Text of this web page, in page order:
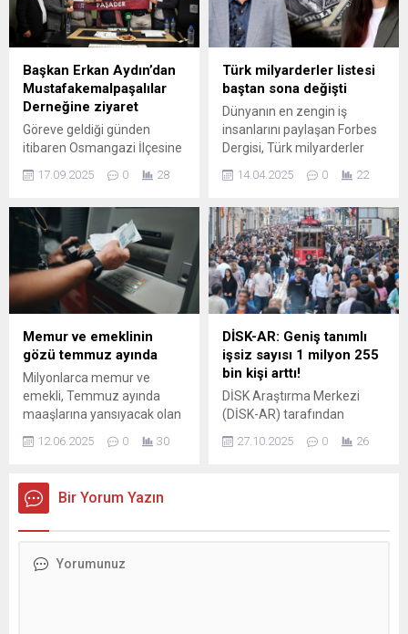
diplomat ve binlerce
uluslararası misafir
katılacak. Etkinlik süresince
akreditasyon başvuruları
yapan yaklaşık 3 bine yakın
gazeteci, televizyon ekibi,...
değerlerini bir kez daha
hatırladı.
Başkan Erkan Aydın’dan
Mustafakemalpaşalılar
Derneğine ziyaret
Göreve geldiği günden
itibaren Osmangazi İlçesine
için var gücüyle durmadan
Başkanı Erkan Aydın,
vatandaşlarla bir araya
gelerek istek ve taleplerine
çözümler üretiyor. Başkan
Aydın, Osmangazi
ilçesindeki mahalleleri tek
ziyaret ederek
vatandaşların derdine
derman oluyor.
Mustafakemalpaşalılar
Derneği’nin daveti üzerine
ziyaret gerçekleştiren
Başkan Aydın, dernek...
17.09.2025 0 28
Türk milyarderler listesi
baştan sona değişti
Dünyanın en zengin iş
insanlarını paylaşan Forbes
Dergisi, Türk milyarderler
Son haftalarda Türk
yaşanan çalkantıların
ardından, Türkiye'nin en
zenginleri listesinde de
büyük bir dönüşüm görüldü.
14.04.2025 0 22
Memur ve emeklinin
gözü temmuz ayında
Milyonlarca memur ve
emekli, Temmuz ayında
maaşlarına yansıyacak olan
enflasyon farkını merak
ediyor. Türkiye İstatistik
Temmuz tarihinde
açıklayacağı haziran ayı
olacak.
12.06.2025 0 30
DİSK-AR: Geniş tanımlı
işsiz sayısı 1 milyon 255
bin kişi arttı!
DİSK Araştırma Merkezi
(DİSK-AR) tarafından
yayımlanan “İşsizliğin
Görünümü Raporu”na göre,
27.10.2025 0 26
Bir Yorum Yazın